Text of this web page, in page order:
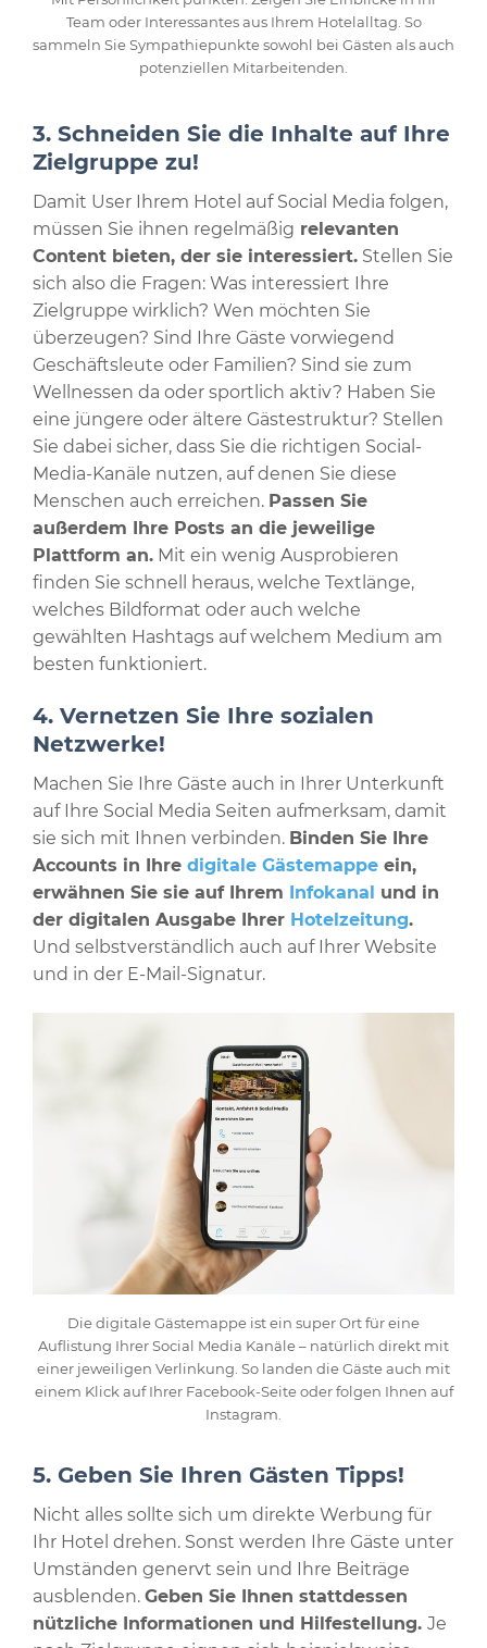
Team oder Interessantes aus Ihrem Hotelalltag. So
sammeln Sie Sympathiepunkte sowohl bei Gästen als auch
potenziellen Mitarbeitenden.
3. Schneiden Sie die Inhalte auf Ihre
Zielgruppe zu!
Damit User Ihrem Hotel auf Social Media folgen,
müssen Sie ihnen regelmäßig relevanten
Content bieten, der sie interessiert. Stellen Sie
sich also die Fragen: Was interessiert Ihre
Zielgruppe wirklich? Wen möchten Sie
überzeugen? Sind Ihre Gäste vorwiegend
Geschäftsleute oder Familien? Sind sie zum
Wellnessen da oder sportlich aktiv? Haben Sie
eine jüngere oder ältere Gästestruktur? Stellen
Sie dabei sicher, dass Sie die richtigen Social-
Media-Kanäle nutzen, auf denen Sie diese
Menschen auch erreichen. Passen Sie
außerdem Ihre Posts an die jeweilige
Plattform an. Mit ein wenig Ausprobieren
finden Sie schnell heraus, welche Textlänge,
welches Bildformat oder auch welche
gewählten Hashtags auf welchem Medium am
besten funktioniert.
4. Vernetzen Sie Ihre sozialen
Netzwerke!
Machen Sie Ihre Gäste auch in Ihrer Unterkunft
auf Ihre Social Media Seiten aufmerksam, damit
sie sich mit Ihnen verbinden. Binden Sie Ihre
Accounts in Ihre digitale Gästemappe ein,
erwähnen Sie sie auf Ihrem
Infokanal
und in
der digitalen Ausgabe Ihrer Hotelzeitung.
Und selbstverständlich auch auf Ihrer Website
und in der E-Mail-Signatur.
Die digitale Gästemappe ist ein super Ort für eine
Auflistung Ihrer Social Media Kanäle – natürlich direkt mit
einer jeweiligen Verlinkung. So landen die Gäste auch mit
einem Klick auf Ihrer Facebook-Seite oder folgen Ihnen auf
Instagram.
5. Geben Sie Ihren Gästen Tipps!
Nicht alles sollte sich um direkte Werbung für
Ihr Hotel drehen. Sonst werden Ihre Gäste unter
Umständen genervt sein und Ihre Beiträge
ausblenden. Geben Sie Ihnen stattdessen
nützliche Informationen und Hilfestellung. Je